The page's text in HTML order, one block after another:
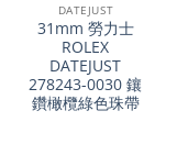
DATEJUST
31mm 勞力士
ROLEX
DATEJUST
278243-0030 鑲
鑽橄欖綠色珠帶